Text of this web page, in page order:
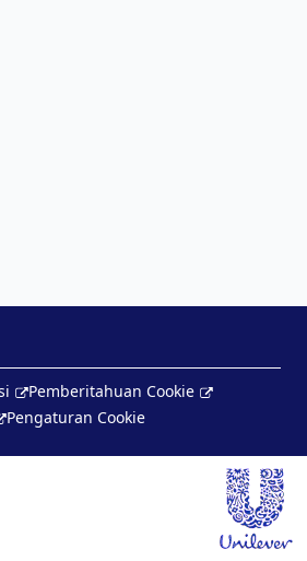
Pemberitahuan Cookie
Pengaturan Cookie